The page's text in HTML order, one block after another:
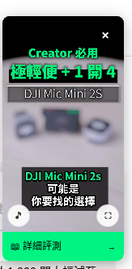
用
業績反增
潮「新鮮
×
🎵 ⛶
📖 詳細評測 →